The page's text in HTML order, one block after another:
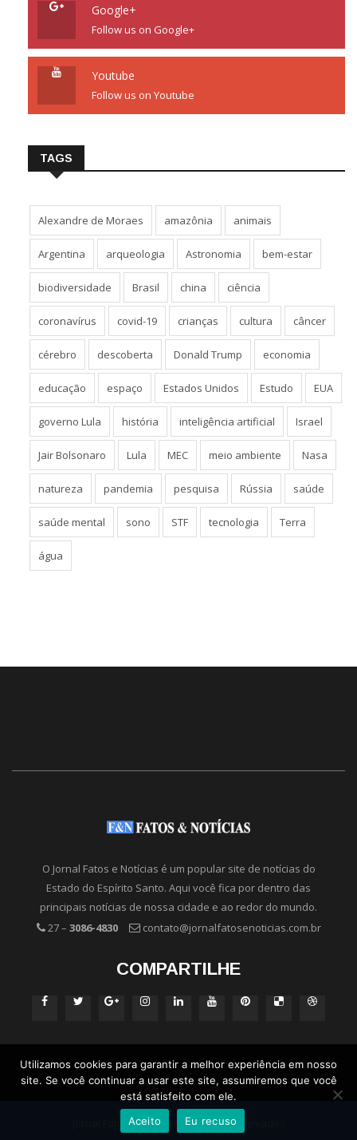
Google+
Follow us on Google+
Youtube
Follow us on Youtube
TAGS
Alexandre de Moraes amazônia animais
Argentina arqueologia Astronomia bem-estar
biodiversidade Brasil china ciência
coronavírus covid-19 crianças cultura câncer
cérebro descoberta Donald Trump economia
educação espaço Estados Unidos Estudo EUA
governo Lula história inteligência artificial Israel
Jair Bolsonaro Lula MEC meio ambiente Nasa
natureza pandemia pesquisa Rússia saúde
saúde mental sono STF tecnologia Terra
água
O Jornal Fatos e Notícias é um popular site de notícias do
Estado do Espírito Santo. Aqui você fica por dentro das
principais notícias de nossa cidade e ao redor do mundo.
27 – 3086-4830 contato@jornalfatosenoticias.com.br
COMPARTILHE
Jornal Fatos e Notícias - Direitos Reservados
Utilizamos cookies para garantir a melhor experiência em nosso
site. Se você continuar a usar este site, assumiremos que você
está satisfeito com ele.
Aceito
Eu recuso